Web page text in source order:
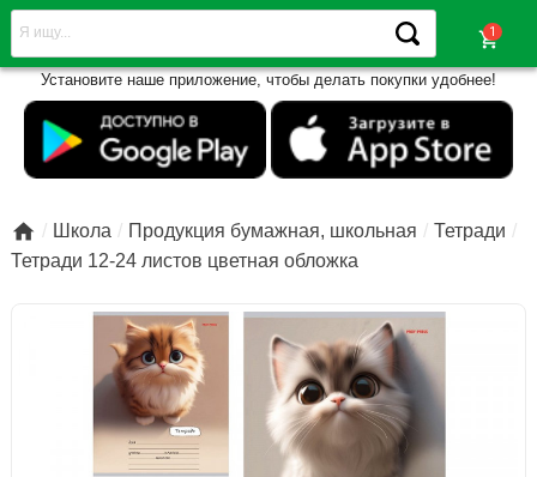
shopping_cart
Установите наше приложение, чтобы делать покупки удобнее!
 Школа Продукция бумажная, школьная
Тетради
Тетради 12-24 листов цветная обложка